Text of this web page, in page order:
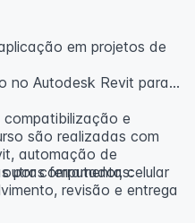
em projetos de
no Autodesk Revit para
e
automação de
ferramentas:
revisão e entrega
são realizadas com
por computador, celular